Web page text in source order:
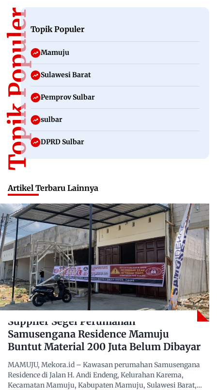
Topik PopulerTopik Populer
Mamuju
Sulawesi Barat
Pemprov Sulbar
sulbar
DPRD Sulbar
Artikel Terbaru Lainnya
Supplier Segel Perumahan
Samusengana Residence Mamuju
Buntut Material 200 Juta Belum Dibayar
MAMUJU, Mekora.id – Kawasan perumahan Samusengana
Residence di Jalan H. Andi Endeng, Kelurahan Karema,
Kecamatan Mamuju, Kabupaten Mamuju, Sulawesi Barat,…